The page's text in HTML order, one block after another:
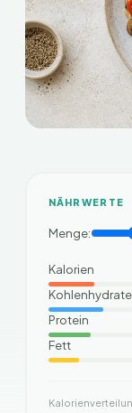
NÄHRWERTE
Menge:
Kalorien
Kohlenhydrate
Protein
Fett